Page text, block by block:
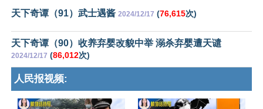
天下奇谭（91）武士遇酱 2024/12/17 (76,615次)
天下奇谭（90）收养弃婴改貌中举 溺杀弃婴遭天谴
2024/12/17 (86,012次)
人民报视频: